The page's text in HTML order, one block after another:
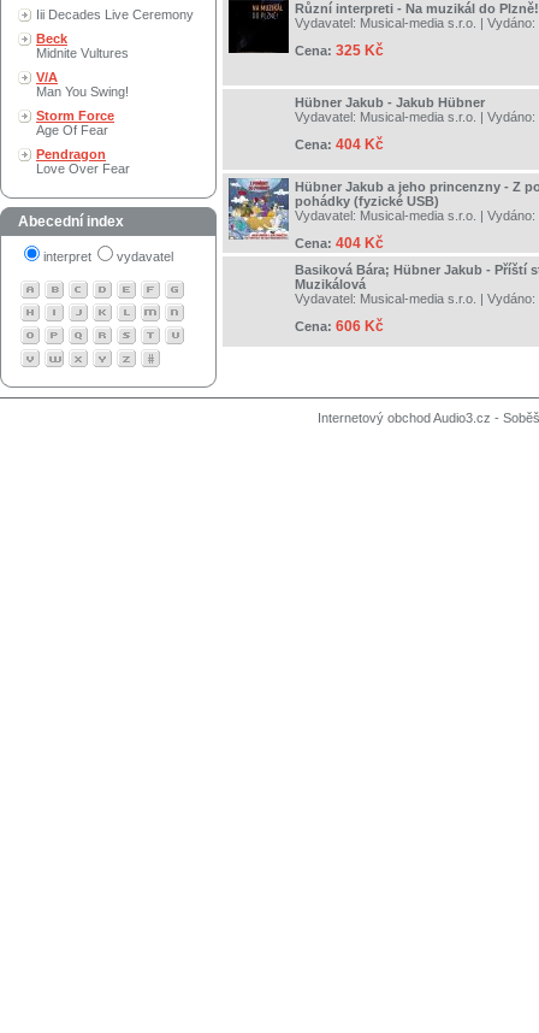
Iii Decades Live Ceremony
Beck
Midnite Vultures
V/A
Man You Swing!
Storm Force
Age Of Fear
Pendragon
Love Over Fear
Abecední index
interpret vydavatel
Různí interpreti - Na muzikál do Plzně!
Vydavatel: Musical-media s.r.o. | Vydáno:
Cena: 325 Kč
Hübner Jakub - Jakub Hübner
Vydavatel: Musical-media s.r.o. | Vydáno:
Cena: 404 Kč
Hübner Jakub a jeho princenzny - Z
pohádky (fyzické USB)
Vydavatel: Musical-media s.r.o. | Vydáno:
Cena: 404 Kč
Basiková Bára; Hübner Jakub - Příští
Muzikálová
Vydavatel: Musical-media s.r.o. | Vydáno:
Cena: 606 Kč
Internetový obchod Audio3.cz -